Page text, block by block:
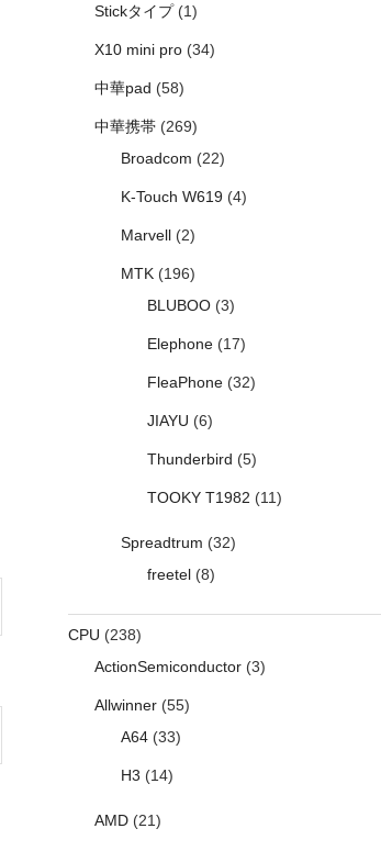
Stickタイプ(1)
X10 mini pro(34)
中華pad (58)
中華携帯(269)
Broadcom (22)
K-Touch W619(4)
Marvell(2)
MTK(196)
BLUBOO(3)
Elephone(17)
FleaPhone(32)
JIAYU (6)
Thunderbird (5)
TOOKY T1982 (11)
Spreadtrum (32)
freetel(8)
CPU (238)
ActionSemiconductor(3)
Allwinner(55)
A64(33)
H3 (14)
AMD(21)